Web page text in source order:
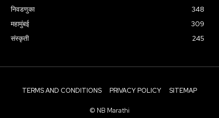
निवडणुका
348
महामुंबई
309
संस्कृती
245
TERMS AND CONDITIONS PRIVACY POLICY SITEMAP
© NB Marathi